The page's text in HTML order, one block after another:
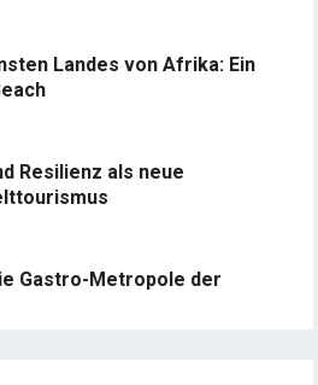
Landes von Afrika: Ein
Resilienz als neue
Gastro-Metropole der